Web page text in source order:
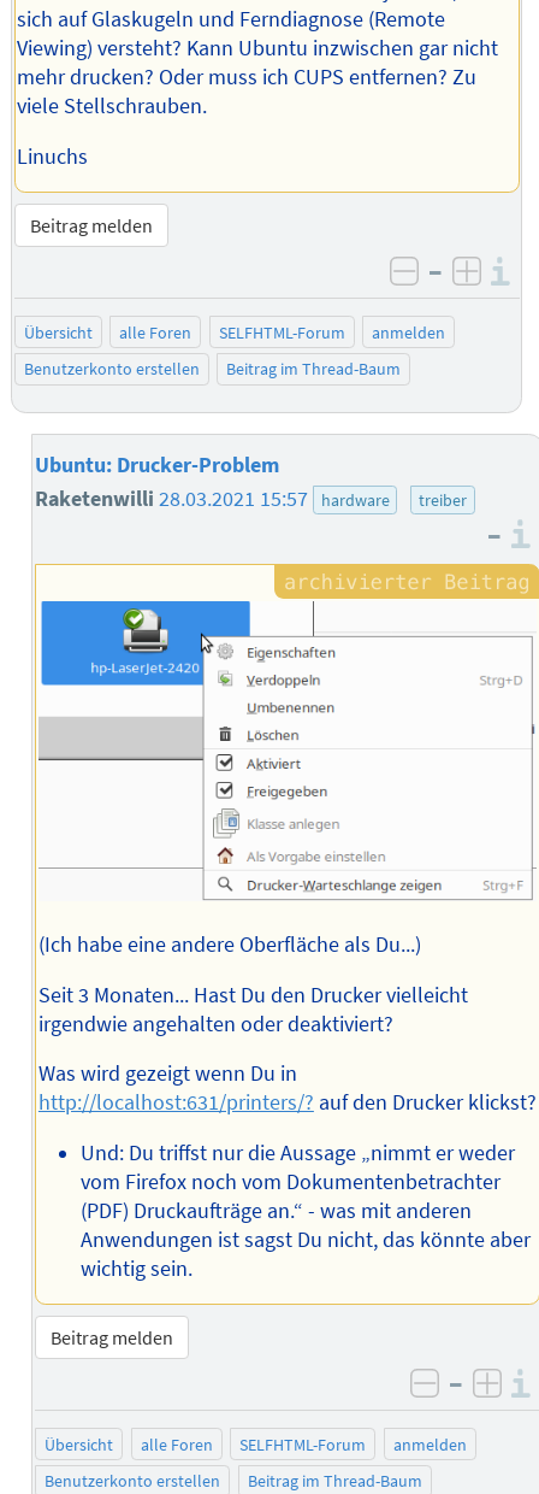
sich auf Glaskugeln und Ferndiagnose (Remote
Viewing) versteht? Kann Ubuntu inzwischen gar nicht
mehr drucken? Oder muss ich CUPS entfernen? Zu
viele Stellschrauben.
Linuchs
Beitrag melden
negativ
–
Übersicht alle Foren SELFHTML-Forum
anmelden
Benutzerkonto erstellen
Beitrag im Thread-Baum
Ubuntu: Drucker-Problem
Raketenwilli28.03.2021 15:57 hardware treiber
–
(Ich habe eine andere Oberfläche als Du...)
Seit 3 Monaten... Hast Du den Drucker vielleicht
irgendwie angehalten oder deaktiviert?
Was wird gezeigt wenn Du in
http://localhost:631/printers/? auf den Drucker klickst?
Und: Du triffst nur die Aussage „nimmt er weder
vom Firefox noch vom Dokumentenbetrachter
(PDF) Druckaufträge an.“ - was mit anderen
Anwendungen ist sagst Du nicht, das könnte aber
wichtig sein.
Beitrag melden
negativ
–
Übersicht alle Foren SELFHTML-Forum
anmelden
Benutzerkonto erstellen
Beitrag im Thread-Baum